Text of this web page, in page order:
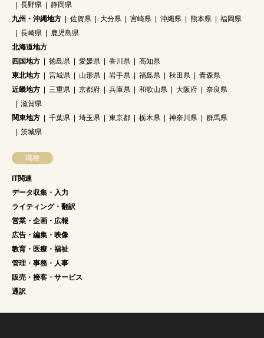
長野県
静岡県
九州・沖縄地方
佐賀県 大分県 宮崎県 沖縄県 熊本県
福岡県
長崎県
鹿児島県
北海道地方
四国地方
徳島県 愛媛県 香川県
高知県
東北地方
宮城県 山形県 岩手県 福島県 秋田県
青森県
近畿地方
三重県 京都府 兵庫県 和歌山県 大阪府
奈良県
滋賀県
関東地方
千葉県 埼玉県 東京都 栃木県 神奈川県
群馬県
茨城県
職種
IT関連
データ収集・入力
ライティング・翻訳
営業・企画・広報
広告・編集・映像
教育・医療・福祉
管理・事務・人事
販売・接客・サービス
通訳